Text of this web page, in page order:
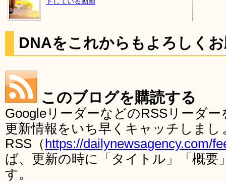
DNAをこれからもよろしく
このブログを購読する
GoogleリーダーなどのRSSリーダ
更新情報をいち早くキャッチしま
RSS（ https://dailynewsagency.com/
ば、更新の時に「タイトル」「概要
す。